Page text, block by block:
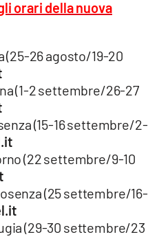
orari della nuova
(25-26 agosto/19-20
(1-2 settembre/26-27
(15-16 settembre/2-
(22 settembre/9-10
(25 settembre/16-
(29-30 settembre/23